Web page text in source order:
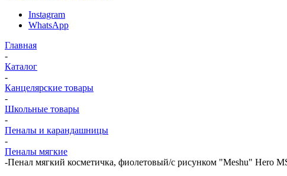
Instagram
WhatsApp
Главная
-
Каталог
-
Канцелярские товары
-
Школьные товары
-
Пеналы и карандашницы
-
Пеналы мягкие
-Пенал мягкий косметичка, фиолетовый/с рисунком "Meshu" Hero